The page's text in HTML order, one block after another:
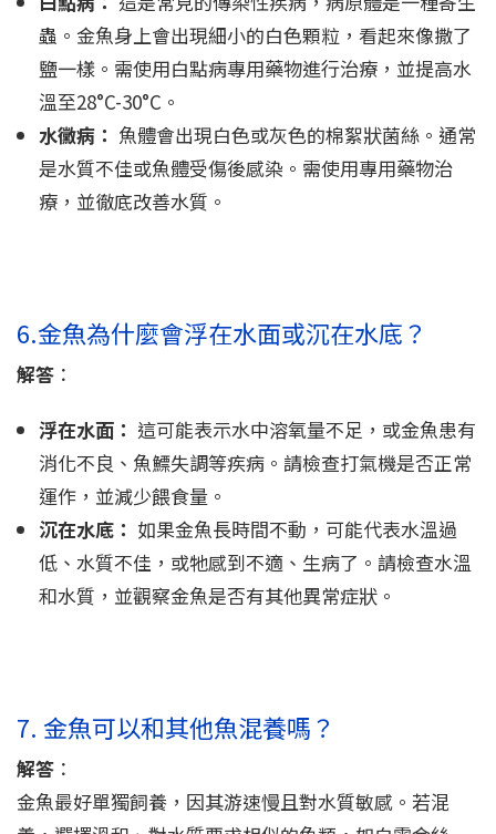
蟲。金魚身上會出現細小的白色顆粒，看起來像撒了
鹽一樣。需使用白點病專用藥物進行治療，並提高水
溫至28°C-30°C。
水黴病： 魚體會出現白色或灰色的棉絮狀菌絲。通常
是水質不佳或魚體受傷後感染。需使用專用藥物治
療，並徹底改善水質。
6.金魚為什麼會浮在水面或沉在水底？
解答 ：
浮在水面： 這可能表示水中溶氧量不足，或金魚患有
消化不良、魚鰾失調等疾病。請檢查打氣機是否正常
運作，並減少餵食量。
沉在水底： 如果金魚長時間不動，可能代表水溫過
低、水質不佳，或牠感到不適、生病了。請檢查水溫
和水質，並觀察金魚是否有其他異常症狀。
7. 金魚可以和其他魚混養嗎？
解答 ：
金魚最好單獨飼養，因其游速慢且對水質敏感。若混